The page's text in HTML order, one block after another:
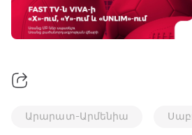
Արարատ-Արմենիա